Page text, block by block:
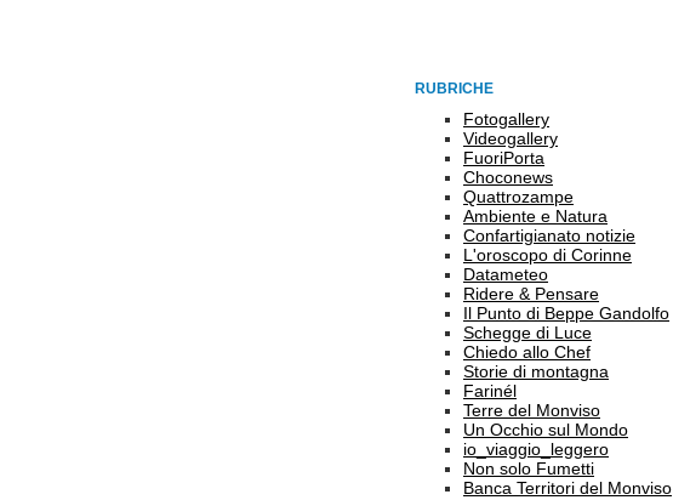
RUBRICHE
Fotogallery
Videogallery
FuoriPorta
Choconews
Quattrozampe
Ambiente e Natura
Confartigianato notizie
L'oroscopo di Corinne
Datameteo
Ridere & Pensare
Il Punto di Beppe Gandolfo
Schegge di Luce
Chiedo allo Chef
Storie di montagna
Farinél
Terre del Monviso
Un Occhio sul Mondo
io_viaggio_leggero
Non solo Fumetti
Banca Territori del Monviso